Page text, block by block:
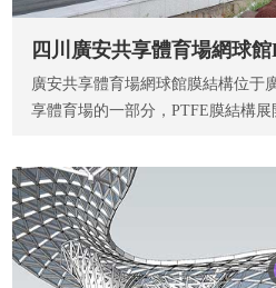
四川廣安共享體育場網球
廣安共享體育場網球館膜結構位于
享體育場的一部分，PTFE膜結構展